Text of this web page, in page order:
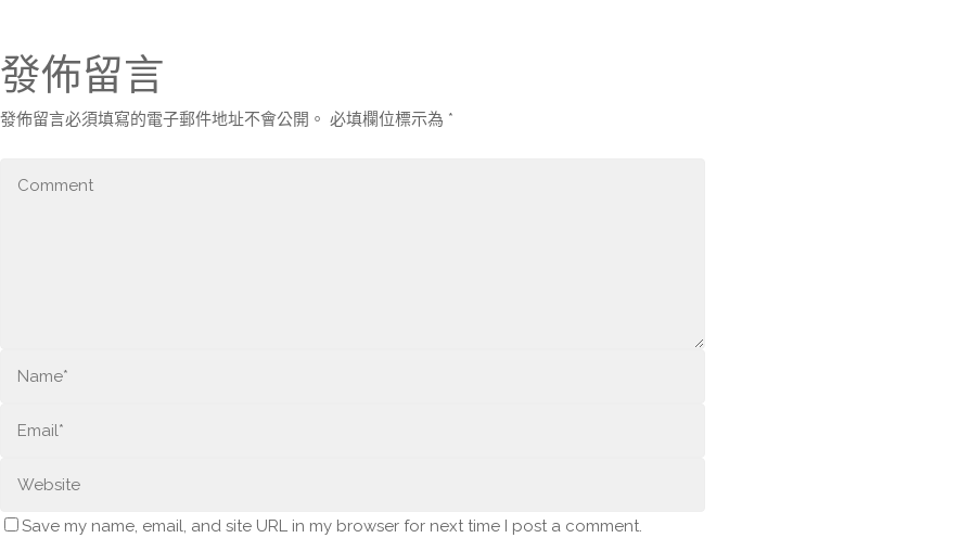
發佈留言
發佈留言必須填寫的電子郵件地址不會公開。 必填欄位標示為 *
Save my name, email, and site URL in my browser for next time I post a comment.